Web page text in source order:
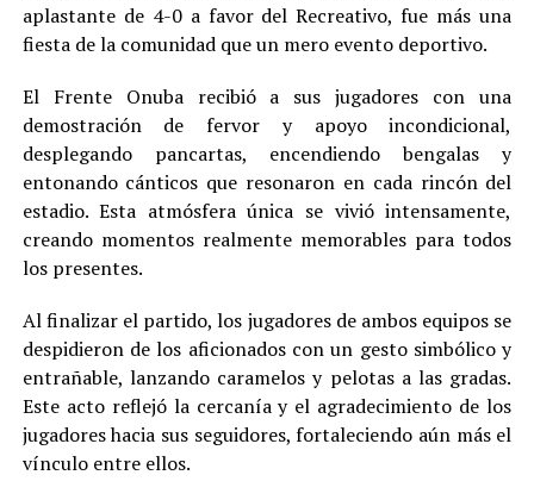
aplastante de 4-0 a favor del Recreativo, fue más una
fiesta de la comunidad que un mero evento deportivo.
El Frente Onuba recibió a sus jugadores con una
demostración de fervor y apoyo incondicional,
desplegando pancartas, encendiendo bengalas y
entonando cánticos que resonaron en cada rincón del
estadio. Esta atmósfera única se vivió intensamente,
creando momentos realmente memorables para todos
los presentes.
Al finalizar el partido, los jugadores de ambos equipos se
despidieron de los aficionados con un gesto simbólico y
entrañable, lanzando caramelos y pelotas a las gradas.
Este acto reflejó la cercanía y el agradecimiento de los
jugadores hacia sus seguidores, fortaleciendo aún más el
vínculo entre ellos.